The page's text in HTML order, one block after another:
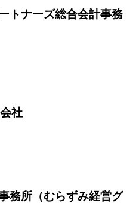
トナーズ総合会計事務
社
務所（むらずみ経営グ